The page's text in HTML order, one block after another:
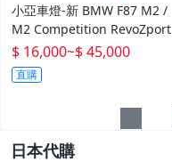
小亞車燈-新 BMW F87 M2 /
M2 Competition RevoZport
Street 乾式碳纖維 套件 前下
巴 側裙 後下巴 尾翼
$ 16,000~$ 45,000
直購
日本代購